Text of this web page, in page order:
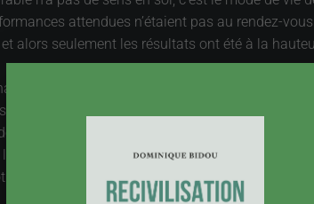
attendues n’étaient pas au rendez-
alors seulement les résultats ont été à la
d’un bon logement, pour que le relai entre la
performances correspondant aux objectifs
usagers doit être spontanément favorable,
réalisation, phases où la technicité doit se
empreinte écologique.